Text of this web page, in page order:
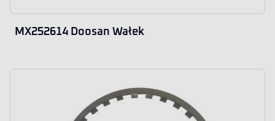
MX252614 Doosan Wałek